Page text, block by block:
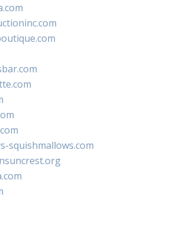
squishmallows.com